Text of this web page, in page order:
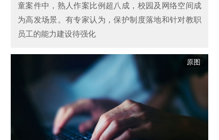
童案件中，熟人作案比例超八成，校园及网络空间成
为高发场景。有专家认为，保护制度落地和针对教职
员工的能力建设待强化
原图